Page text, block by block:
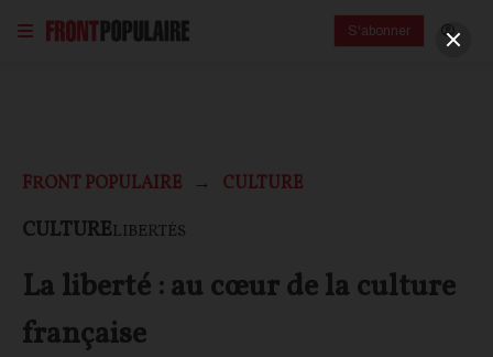
S'abonner
FRONT POPULAIRE CULTURE
CULTURELIBERTÉS
La liberté : au cœur de la culture
française